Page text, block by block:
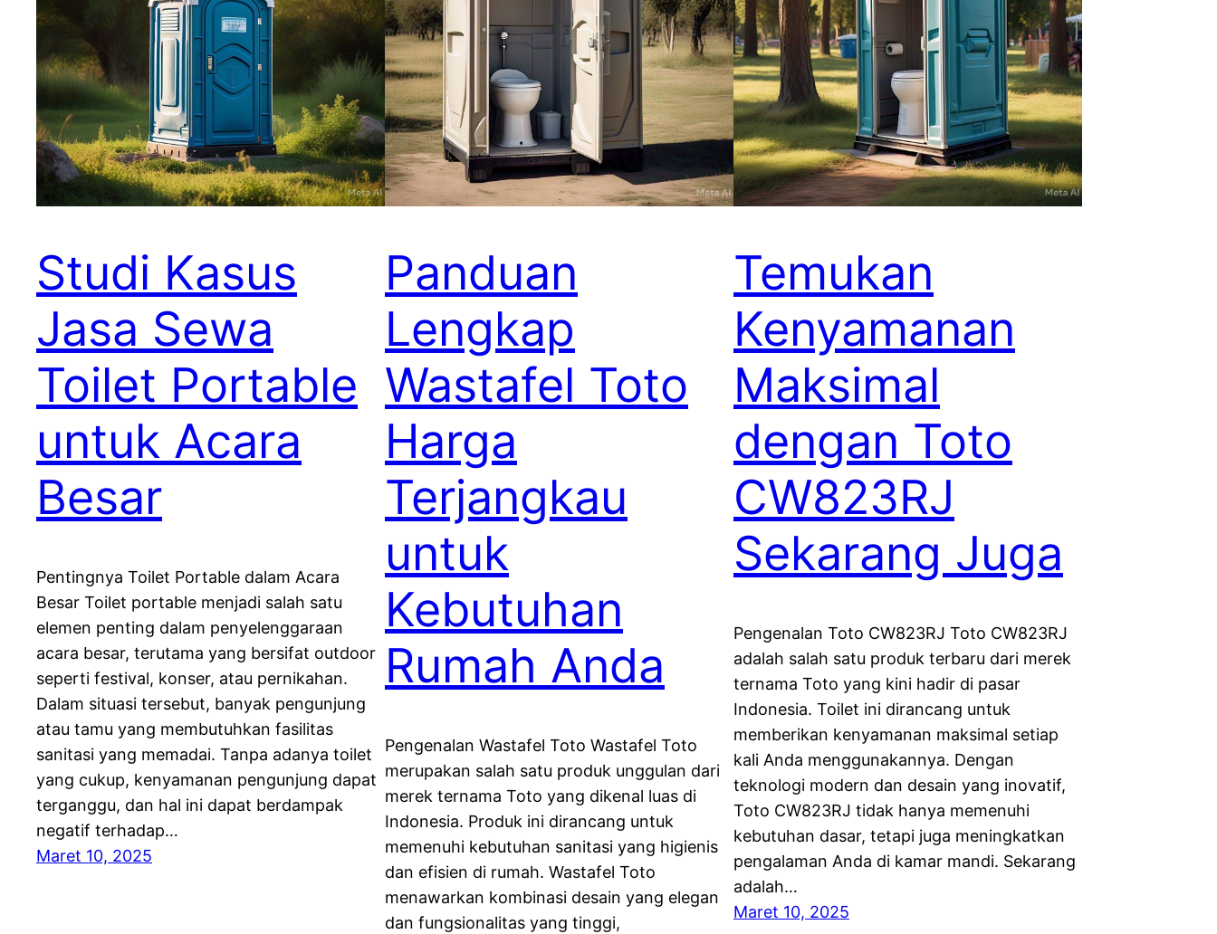
Studi Kasus
Jasa Sewa
Toilet Portable
untuk Acara
Besar
Pentingnya Toilet Portable dalam Acara
Besar Toilet portable menjadi salah satu
elemen penting dalam penyelenggaraan
acara besar, terutama yang bersifat outdoor
seperti festival, konser, atau pernikahan.
Dalam situasi tersebut, banyak pengunjung
atau tamu yang membutuhkan fasilitas
sanitasi yang memadai. Tanpa adanya toilet
yang cukup, kenyamanan pengunjung dapat
terganggu, dan hal ini dapat berdampak
negatif terhadap…
Maret 10, 2025
Panduan
Lengkap
Wastafel Toto
Harga
Terjangkau
untuk
Kebutuhan
Rumah Anda
Pengenalan Wastafel Toto Wastafel Toto
merupakan salah satu produk unggulan dari
merek ternama Toto yang dikenal luas di
Indonesia. Produk ini dirancang untuk
memenuhi kebutuhan sanitasi yang higienis
dan efisien di rumah. Wastafel Toto
menawarkan kombinasi desain yang elegan
dan fungsionalitas yang tinggi,
Temukan
Kenyamanan
Maksimal
dengan Toto
CW823RJ
Sekarang Juga
Pengenalan Toto CW823RJ Toto CW823RJ
adalah salah satu produk terbaru dari merek
ternama Toto yang kini hadir di pasar
Indonesia. Toilet ini dirancang untuk
memberikan kenyamanan maksimal setiap
kali Anda menggunakannya. Dengan
teknologi modern dan desain yang inovatif,
Toto CW823RJ tidak hanya memenuhi
kebutuhan dasar, tetapi juga meningkatkan
pengalaman Anda di kamar mandi. Sekarang
adalah…
Maret 10, 2025